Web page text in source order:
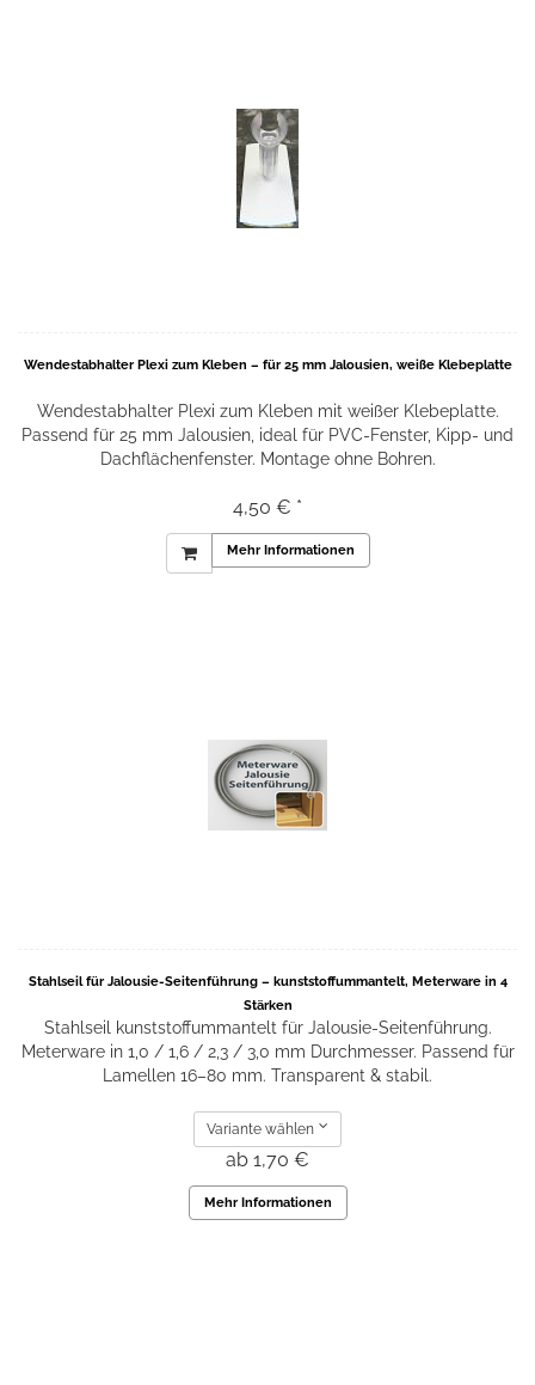
Wendestabhalter Plexi zum Kleben – für 25 mm Jalousien, weiße Klebeplatte
Wendestabhalter Plexi zum Kleben mit weißer Klebeplatte.
Passend für 25 mm Jalousien, ideal für PVC-Fenster, Kipp- und
Dachflächenfenster. Montage ohne Bohren.
4,50 € *
Mehr Informationen
Stahlseil für Jalousie-Seitenführung – kunststoffummantelt, Meterware in 4
Stärken
Stahlseil kunststoffummantelt für Jalousie-Seitenführung.
Meterware in 1,0 / 1,6 / 2,3 / 3,0 mm Durchmesser. Passend für
Lamellen 16–80 mm. Transparent & stabil.
Variante wählen
ab 1,70 €
Mehr Informationen